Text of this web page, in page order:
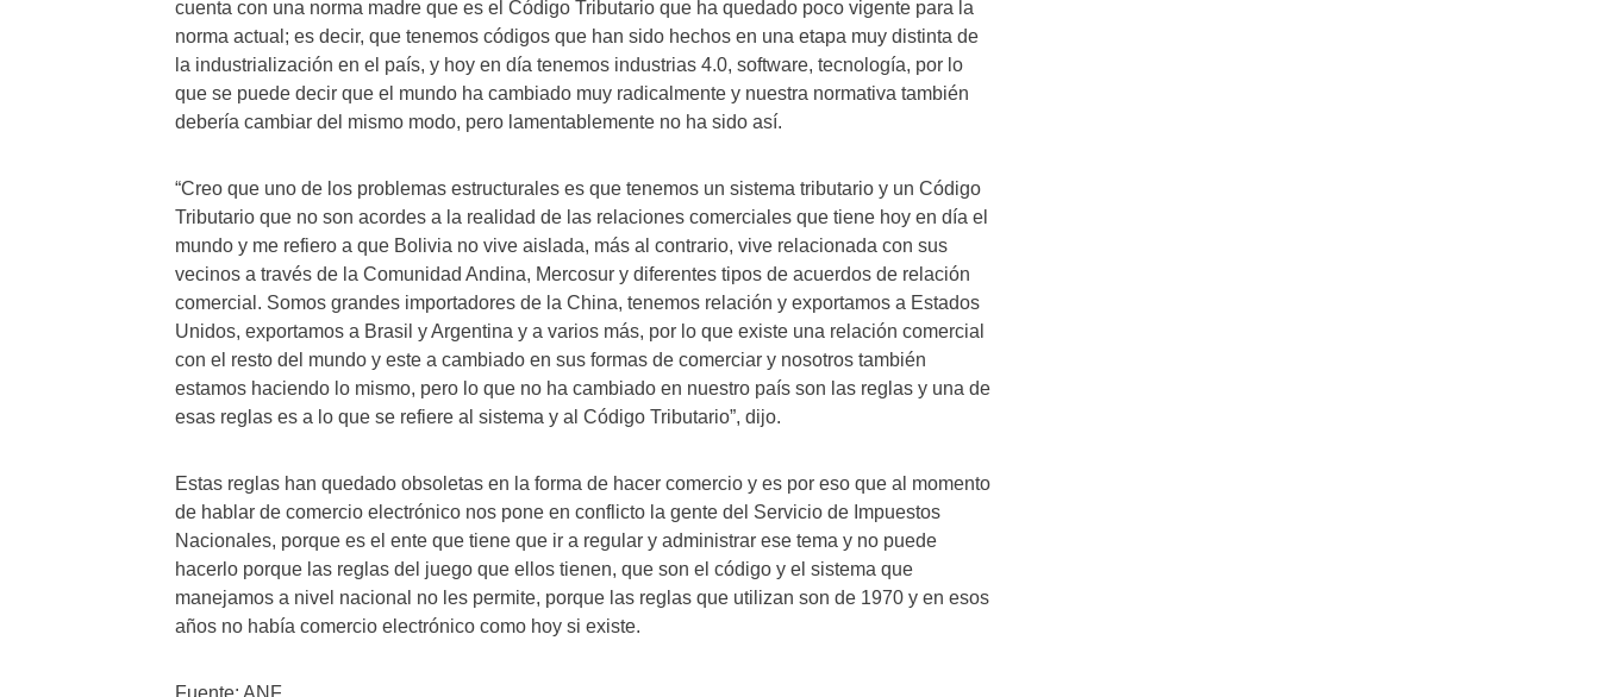
cuenta con una norma madre que es el Código Tributario que ha quedado poco vigente para la
norma actual; es decir, que tenemos códigos que han sido hechos en una etapa muy distinta de
la industrialización en el país, y hoy en día tenemos industrias 4.0, software, tecnología, por lo
que se puede decir que el mundo ha cambiado muy radicalmente y nuestra normativa también
debería cambiar del mismo modo, pero lamentablemente no ha sido así.
“Creo que uno de los problemas estructurales es que tenemos un sistema tributario y un Código
Tributario que no son acordes a la realidad de las relaciones comerciales que tiene hoy en día el
mundo y me refiero a que Bolivia no vive aislada, más al contrario, vive relacionada con sus
vecinos a través de la Comunidad Andina, Mercosur y diferentes tipos de acuerdos de relación
comercial. Somos grandes importadores de la China, tenemos relación y exportamos a Estados
Unidos, exportamos a Brasil y Argentina y a varios más, por lo que existe una relación comercial
con el resto del mundo y este a cambiado en sus formas de comerciar y nosotros también
estamos haciendo lo mismo, pero lo que no ha cambiado en nuestro país son las reglas y una de
esas reglas es a lo que se refiere al sistema y al Código Tributario”, dijo.
Estas reglas han quedado obsoletas en la forma de hacer comercio y es por eso que al momento
de hablar de comercio electrónico nos pone en conflicto la gente del Servicio de Impuestos
Nacionales, porque es el ente que tiene que ir a regular y administrar ese tema y no puede
hacerlo porque las reglas del juego que ellos tienen, que son el código y el sistema que
manejamos a nivel nacional no les permite, porque las reglas que utilizan son de 1970 y en esos
años no había comercio electrónico como hoy si existe.